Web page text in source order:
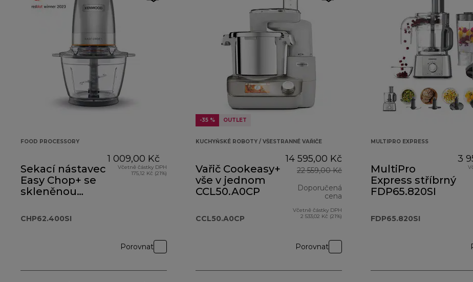
FOOD PROCESSORY
Sekací nástavec
Easy Chop+ se
skleněnou
CHP62.400SI
CHP62.400SI
1 009,00 Kč
Včetně částky DPH
175,12 Kč (21%)
Porovnat
-35 % OUTLET
KUCHYŇSKÉ ROBOTY / VŠESTRANNÉ VAŘIČE
Vařič Cookeasy+
vše v jednom
CCL50.A0CP
CCL50.A0CP
14 595,00 Kč
22 559,00 Kč
Doporučená
cena
Včetně částky DPH
2 533,02 Kč (21%)
Porovnat
MULTIPRO EXPRESS
MultiPro
Express stříbrný
FDP65.820SI
FDP65.820SI
3